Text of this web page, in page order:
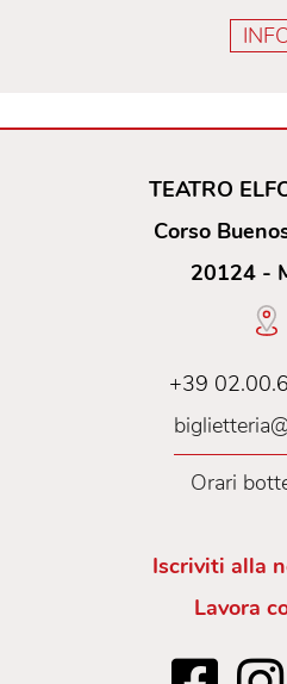
TEATRO
Corso
20124 -
+39
Orari
Iscriviti alla
Lavora